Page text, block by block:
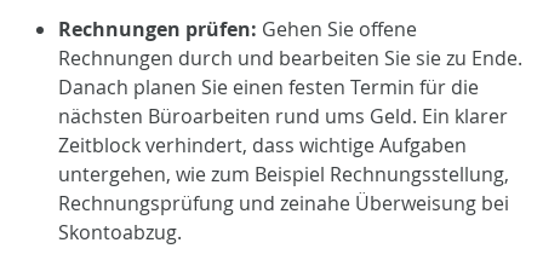
Rechnungen prüfen: Gehen Sie offene
Rechnungen durch und bearbeiten Sie sie zu Ende.
Danach planen Sie einen festen Termin für die
nächsten Büroarbeiten rund ums Geld. Ein klarer
Zeitblock verhindert, dass wichtige Aufgaben
untergehen, wie zum Beispiel Rechnungsstellung,
Rechnungsprüfung und zeinahe Überweisung bei
Skontoabzug.